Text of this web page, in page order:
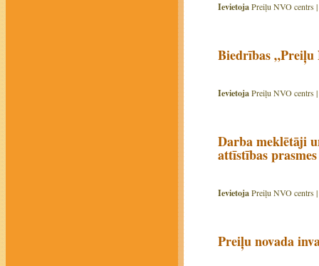
IevietojaPreiļu NVO centrs |
Biedrības „Preiļu
IevietojaPreiļu NVO centrs |
Darba meklētāji
attīstības prasmes
IevietojaPreiļu NVO centrs |
Preiļu novada